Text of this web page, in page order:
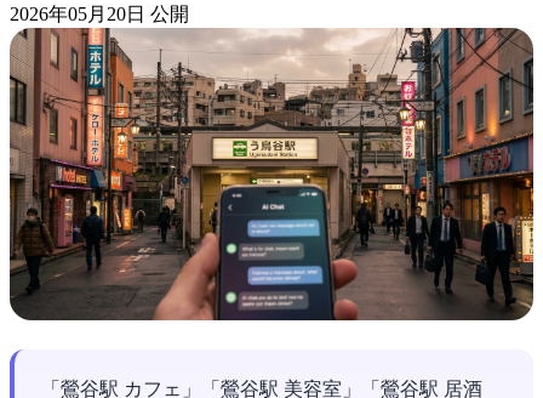
2026年05月20日 公開
「鶯谷駅 カフェ」「鶯谷駅 美容室」「鶯谷駅 居酒